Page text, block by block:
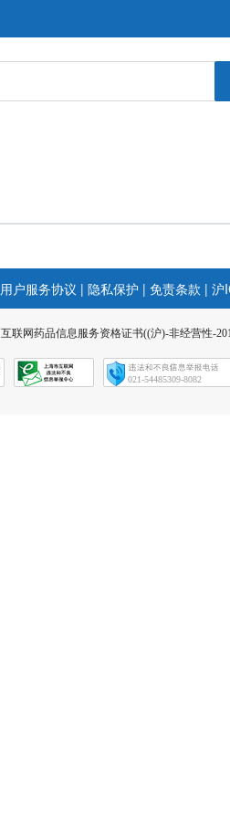
用户服务协议 | 隐私保护 | 免责条款 | 沪
互联网药品信息服务资格证书((沪)-非经营性-
021-54485309-8082